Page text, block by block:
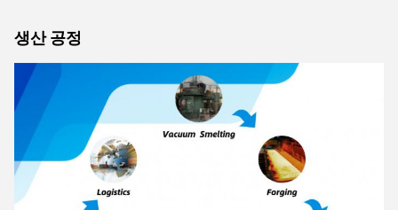
생산 공정